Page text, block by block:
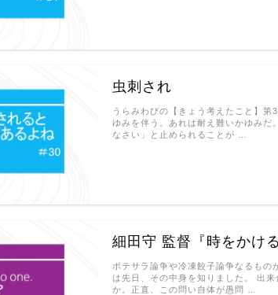
虫刺され
うらみわびの【きょう考えたこと】
ゆみを伴う。あれは耐え難いかゆみだ
なさい」と止められることが …
細田守 監督『時をかけ
ポテサラ論争や冷凍餃子論争なるもの
は先日、その中身を知りました。 出
か。正直、この問い自体が愚問 …